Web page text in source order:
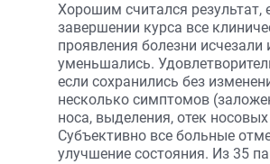
Хорошим считался результат,
завершении курса все
проявления болезни исчезали
уменьшались.
если сохранились без
несколько симптомов
носа, выделения, отек
Субъективно все больные
улучшение состояния. Из 35